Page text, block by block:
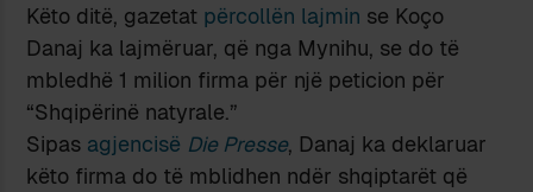
Këto ditë, gazetat përcollën lajmin se Koço
Danaj ka lajmëruar, që nga Mynihu, se do të
mbledhë 1 milion firma për një peticion për
“Shqipërinë natyrale.”
Sipas agjencisë Die Presse, Danaj ka deklaruar
këto firma do të mblidhen ndër shqiptarët që